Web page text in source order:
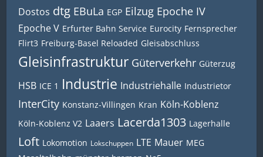
Dostos dtg EBuLa EGP Eilzug Epoche IV
Epoche V Erfurter Bahn Service Eurocity Fernsprecher
Flirt3 Freiburg-Basel Reloaded Gleisabschluss
Gleisinfrastruktur Güterverkehr Güterzug
HSB ICE 1 Industrie Industriehalle Industrietor
InterCity Konstanz-Villingen Kran Köln-Koblenz
Köln-Koblenz V2 Laaers Lacerda1303 Lagerhalle
Loft Lokomotion Lokschuppen LTE Mauer MEG